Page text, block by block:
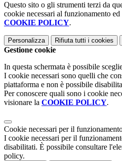
Questo sito o gli strumenti terzi da
cookie necessari al funzionamento
COOKIE POLICY.
Personalizza Rifiuta tutti i cookies
Gestione cookie
In questa schermata è possibile
I cookie necessari sono quelli che
piattaforma e non è possibile
Per conoscere quali sono i cookie
visionare la COOKIE POLICY.
Cookie necessari per il
I cookie necessari per il
disabilitati. È possibile consultare
policy.